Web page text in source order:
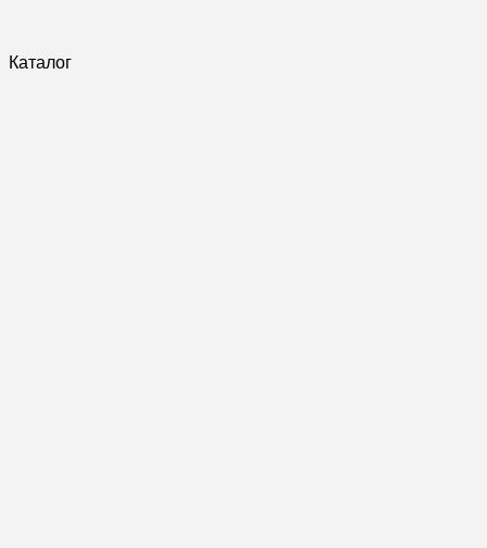
Каталог